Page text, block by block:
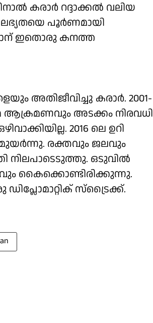
കരാര്‍ റദ്ദാക്കല്‍ വലിയ
പൂര്‍ണമായി
ഇതൊരു കനത്ത
അതിജീവിച്ചു കരാര്‍. 2001-
ആക്രമണവും അടക്കം നിരവധി
2016 ലെ ഉറി
രക്തവും ജലവും
നിലപാടെടുത്തു. ഒടുവില്‍
കൈക്കൊണ്ടിരിക്കുന്നു.
സ്‌ട്രൈക്ക്.